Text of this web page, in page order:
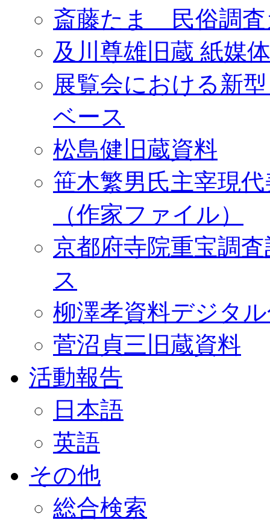
斎藤たま 民俗調査
及川尊雄旧蔵 紙媒
展覧会における新
ベース
松島健旧蔵資料
笹木繁男氏主宰現
（作家ファイル）
京都府寺院重宝調
ス
柳澤孝資料デジタ
菅沼貞三旧蔵資料
活動報告
日本語
英語
その他
総合検索